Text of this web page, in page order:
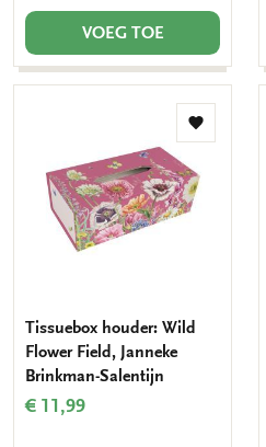
VOEG TOE
Toevoegen
verlanglijst
Tissuebox houder: Wild
Flower Field, Janneke
Brinkman-Salentijn
€ 11,99